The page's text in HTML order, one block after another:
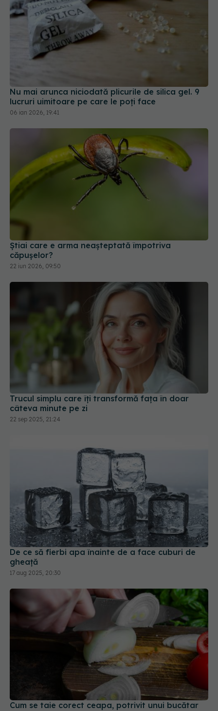
Nu mai arunca niciodată plicurile de silica gel. 9
lucruri uimitoare pe care le poți face
06 ian 2026, 19:41
Știai care e arma neașteptată împotriva
căpușelor?
22 iun 2026, 09:50
Trucul simplu care îți transformă fața în doar
câteva minute pe zi
22 sep 2025, 21:24
De ce să fierbi apa înainte de a face cuburi de
gheață
17 aug 2025, 20:30
Cum se taie corect ceapa, potrivit unui bucătar